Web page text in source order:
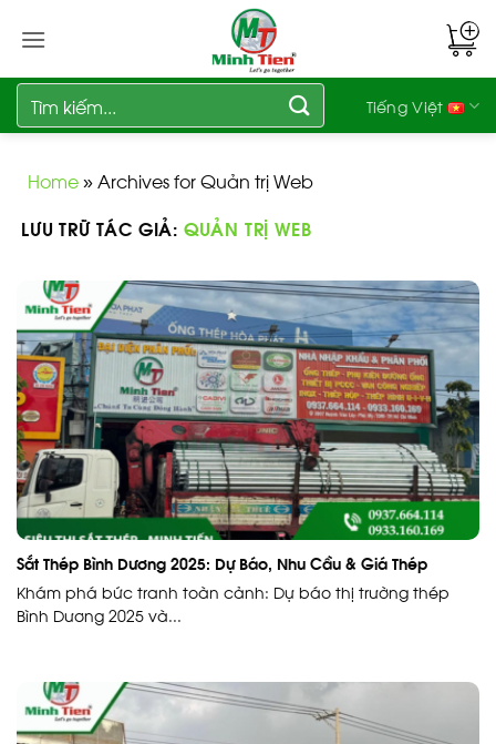
qua
dung
Tìm
kiếm:
Tiếng Việt
Home»Archives for Quản trị Web
LƯU TRỮ TÁC GIẢ: QUẢN TRỊ WEB
Sắt Thép Bình Dương 2025: Dự Báo, Nhu Cầu & Giá Thép
Khám phá bức tranh toàn cảnh: Dự báo thị trường thép
Bình Dương 2025 và...